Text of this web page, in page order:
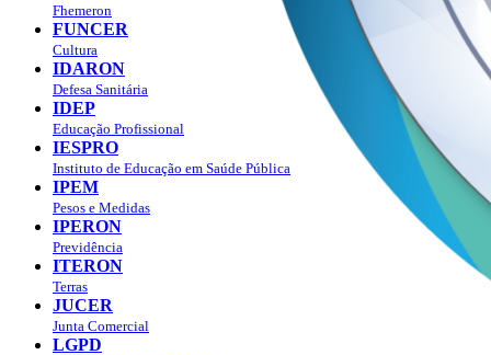
Fhemeron
FUNCER
Cultura
IDARON
Defesa Sanitária
IDEP
Educação Profissional
IESPRO
Instituto de Educação em Saúde Pública
IPEM
Pesos e Medidas
IPERON
Previdência
ITERON
Terras
JUCER
Junta Comercial
LGPD